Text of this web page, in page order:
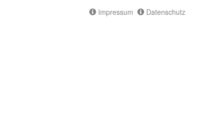
Impressum Datenschutz